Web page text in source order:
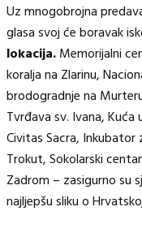
Uz mnogobrojna
glasa svoj će boravak
lokacija.Memorijalni
koralja na Zlarinu,
brodogradnje na
Tvrđava sv. Ivana,
Civitas Sacra,
Trokut, Sokolarski
Zadrom – zasigurno su
najljepšu sliku o